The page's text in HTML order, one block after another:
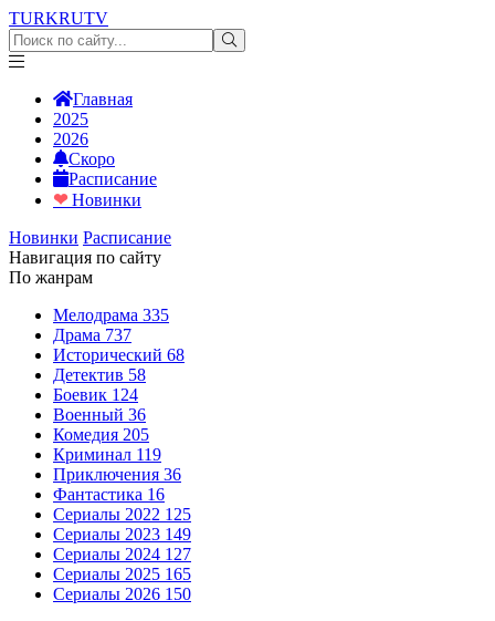
TURKRUTV
Главная
2025
2026
Скоро
Расписание
❤Новинки
Новинки Расписание
Навигация по сайту
По жанрам
Мелодрама 335
Драма 737
Исторический 68
Детектив 58
Боевик 124
Военный 36
Комедия 205
Криминал 119
Приключения 36
Фантастика 16
Сериалы 2022 125
Сериалы 2023 149
Сериалы 2024 127
Сериалы 2025 165
Сериалы 2026 150